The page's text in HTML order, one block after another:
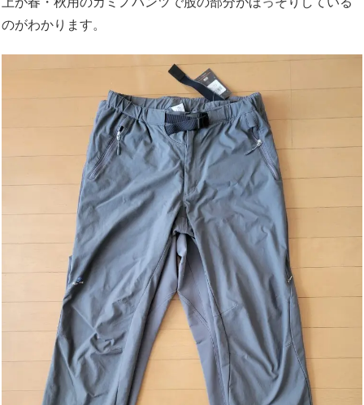
のがわかります。